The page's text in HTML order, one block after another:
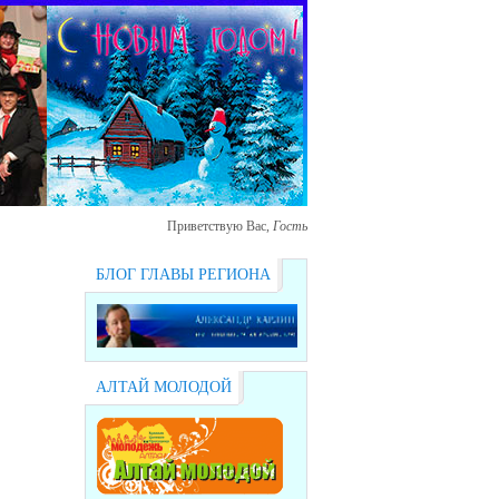
Приветствую Вас, Гость
БЛОГ ГЛАВЫ РЕГИОНА
АЛТАЙ МОЛОДОЙ